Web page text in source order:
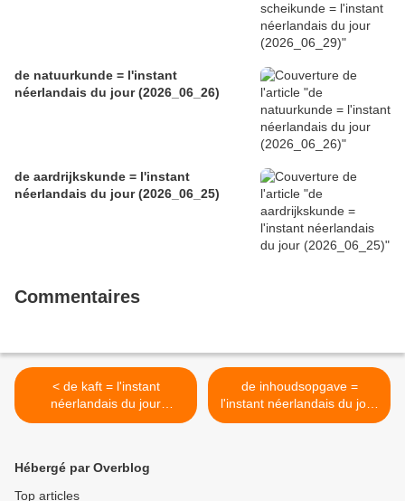
de natuurkunde = l'instant
néerlandais du jour (2026_06_26)
de aardrijkskunde = l'instant
néerlandais du jour (2026_06_25)
Commentaires
< de kaft = l'instant
néerlandais du jour
(2024_10_14)
de inhoudsopgave =
l'instant néerlandais du jour
(2024_10_16) >
Hébergé par Overblog
Top articles